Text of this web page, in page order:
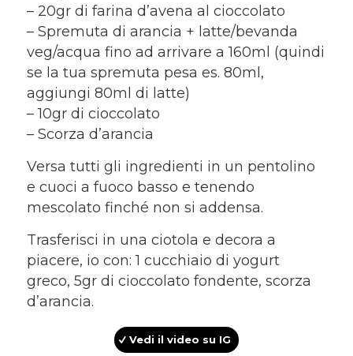
– 20gr di farina d’avena al cioccolato
– Spremuta di arancia + latte/bevanda
veg/acqua fino ad arrivare a 160ml (quindi
se la tua spremuta pesa es. 80ml,
aggiungi 80ml di latte)
– 10gr di cioccolato
– Scorza d’arancia
Versa tutti gli ingredienti in un pentolino
e cuoci a fuoco basso e tenendo
mescolato finché non si addensa.
Trasferisci in una ciotola e decora a
piacere, io con: 1 cucchiaio di yogurt
greco, 5gr di cioccolato fondente, scorza
d’arancia.
Vedi il video su IG